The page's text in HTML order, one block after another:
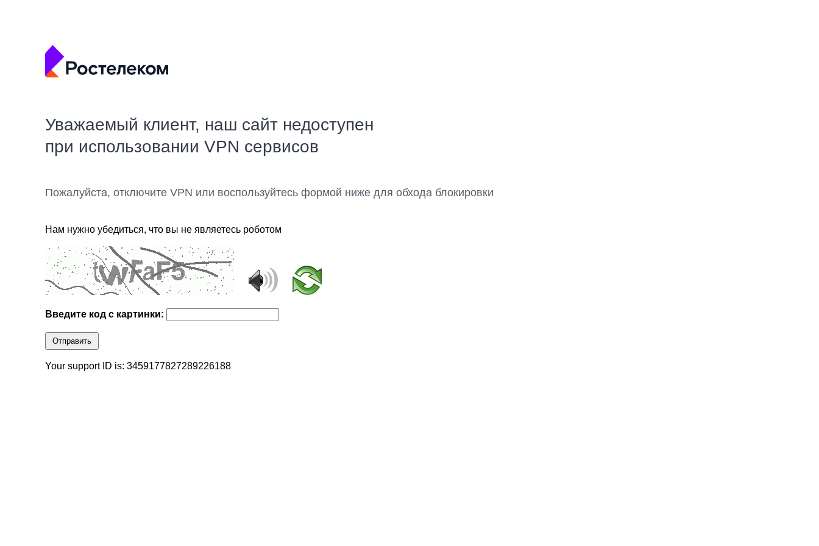
Уважаемый клиент, наш сайт недоступен
при использовании VPN сервисов
Пожалуйста, отключите VPN или воспользуйтесь формой ниже для обхода блокировки
Нам нужно убедиться, что вы не являетесь роботом
Введите код с картинки:
Отправить
Your support ID is: 3459177827289226188